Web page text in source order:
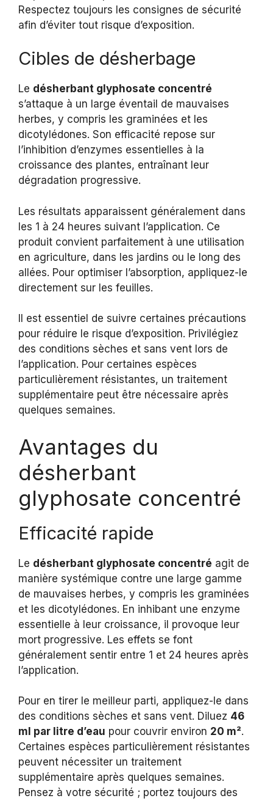
Respectez toujours les consignes de sécurité
afin d’éviter tout risque d’exposition.
Cibles de désherbage
Le désherbant glyphosate concentré
s’attaque à un large éventail de mauvaises
herbes, y compris les graminées et les
dicotylédones. Son efficacité repose sur
l’inhibition d’enzymes essentielles à la
croissance des plantes, entraînant leur
dégradation progressive.
Les résultats apparaissent généralement dans
les 1 à 24 heures suivant l’application. Ce
produit convient parfaitement à une utilisation
en agriculture, dans les jardins ou le long des
allées. Pour optimiser l’absorption, appliquez-le
directement sur les feuilles.
Il est essentiel de suivre certaines précautions
pour réduire le risque d’exposition. Privilégiez
des conditions sèches et sans vent lors de
l’application. Pour certaines espèces
particulièrement résistantes, un traitement
supplémentaire peut être nécessaire après
quelques semaines.
Avantages du
désherbant
glyphosate concentré
Efficacité rapide
Le désherbant glyphosate concentré agit de
manière systémique contre une large gamme
de mauvaises herbes, y compris les graminées
et les dicotylédones. En inhibant une enzyme
essentielle à leur croissance, il provoque leur
mort progressive. Les effets se font
généralement sentir entre 1 et 24 heures après
l’application.
Pour en tirer le meilleur parti, appliquez-le dans
des conditions sèches et sans vent. Diluez 46
ml par litre d’eau pour couvrir environ 20 m².
Certaines espèces particulièrement résistantes
peuvent nécessiter un traitement
supplémentaire après quelques semaines.
Pensez à votre sécurité ; portez toujours des